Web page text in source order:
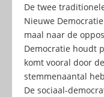
De twee
Nieuwe
maal naar de
Democratie houdt
komt vooral door
stemmenaantal
De sociaal-